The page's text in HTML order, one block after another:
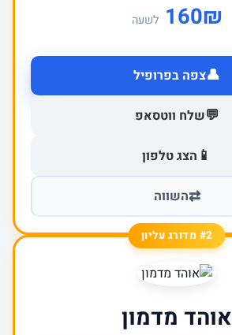
₪
160 לשעה
👤צפה בפרופיל
💬שלח ווטסאפ
📱 הצג טלפון
⇄השווה
#2 מדורג עליון
אוהד מדמון